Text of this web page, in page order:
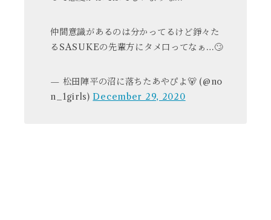
仲間意識があるのは分かってるけど錚々た
るSASUKEの先輩方にタメ口ってなぁ…🙄
— 松田陣平の沼に落ちたあやぴよ🐻 (@no
n_1girls)December 29, 2020